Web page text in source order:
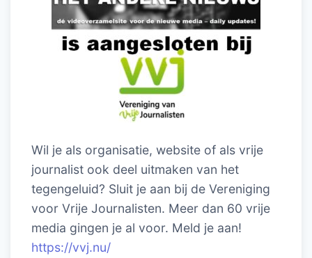
Wil je als organisatie, website of als vrije
journalist ook deel uitmaken van het
tegengeluid? Sluit je aan bij de Vereniging
voor Vrije Journalisten. Meer dan 60 vrije
media gingen je al voor. Meld je aan!
https://vvj.nu/